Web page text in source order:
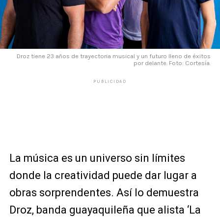
Droz tiene 23 años de trayectoria musical y un futuro lleno de éxitos
por delante. Foto: Cortesía.
PUBLICIDAD
La música es un universo sin límites
donde la creatividad puede dar lugar a
obras sorprendentes. Así lo demuestra
Droz, banda guayaquileña que alista ‘La